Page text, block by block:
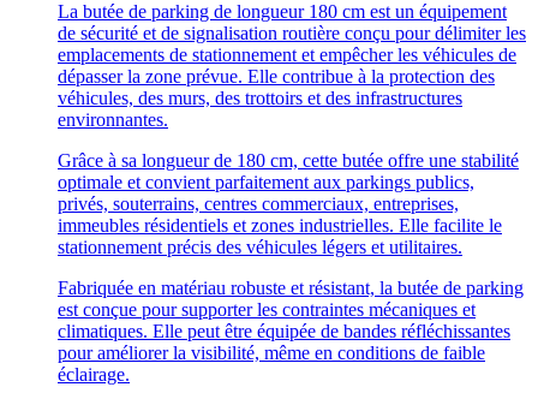
La butée de parking de longueur 180 cm est un équipement
de sécurité et de signalisation routière conçu pour délimiter les
emplacements de stationnement et empêcher les véhicules de
dépasser la zone prévue. Elle contribue à la protection des
véhicules, des murs, des trottoirs et des infrastructures
environnantes.
Grâce à sa longueur de 180 cm, cette butée offre une stabilité
optimale et convient parfaitement aux parkings publics,
privés, souterrains, centres commerciaux, entreprises,
immeubles résidentiels et zones industrielles. Elle facilite le
stationnement précis des véhicules légers et utilitaires.
Fabriquée en matériau robuste et résistant, la butée de parking
est conçue pour supporter les contraintes mécaniques et
climatiques. Elle peut être équipée de bandes réfléchissantes
pour améliorer la visibilité, même en conditions de faible
éclairage.